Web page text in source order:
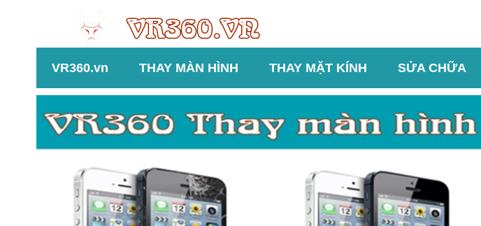
VR360.vn THAY MÀN HÌNH THAY MẶT KÍNH SỬA CHỮA